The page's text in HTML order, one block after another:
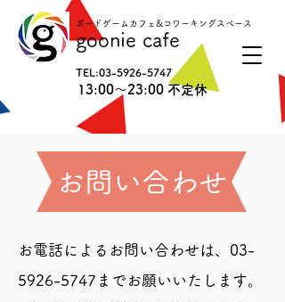
ボードゲームカフェ&コワーキングスペース
goonie cafe
TEL:03-5926-5747
13:00〜23:00 不定休
お問い合わせ
お電話によるお問い合わせは、03-
5926-5747までお願いいたします。